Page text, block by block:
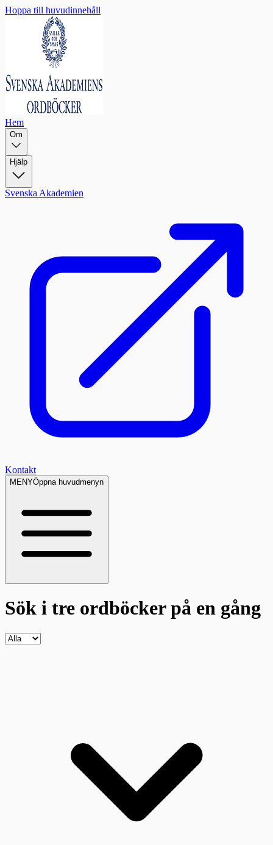
Hoppa till huvudinnehåll
Hem
Om
Hjälp
Svenska Akademien
Kontakt
MENYÖppna huvudmenyn
Sök i tre ordböckerpå en gång